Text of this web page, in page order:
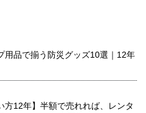
用品で揃う防災グッズ10選｜12年
方12年】半額で売れれば、レンタ